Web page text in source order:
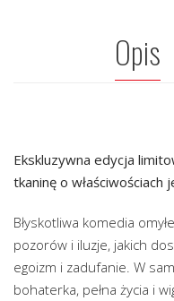
Opis
Ekskluzywna edycja
tkaninę o właściwościach
Błyskotliwa komedia
pozorów i iluzje, jakich
egoizm i zadufanie. W
bohaterka, pełna życia i